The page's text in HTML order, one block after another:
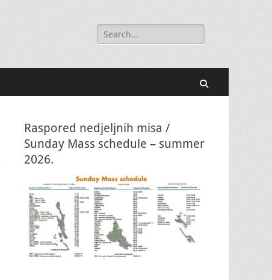
Search
for:
Raspored nedjeljnih misa /
Sunday Mass schedule – summer
2026.